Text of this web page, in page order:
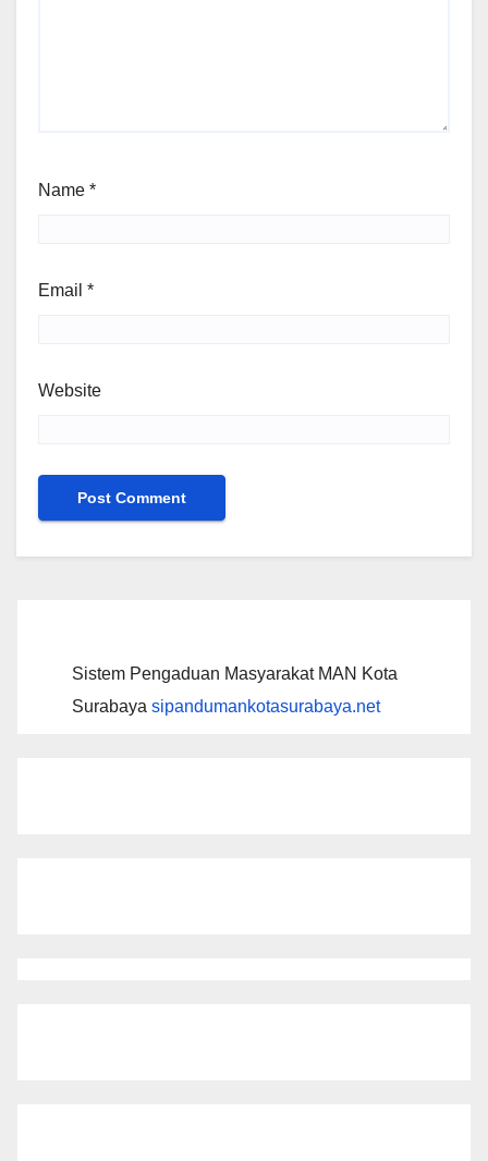
Name *
Email *
Website
Sistem Pengaduan Masyarakat MAN Kota
Surabayasipandumankotasurabaya.net